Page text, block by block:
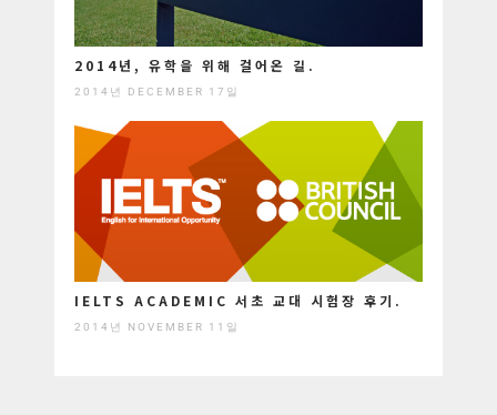
2014년, 유학을 위해 걸어온 길.
2014년 DECEMBER 17일
IELTS ACADEMIC 서초 교대 시험장 후기.
2014년 NOVEMBER 11일